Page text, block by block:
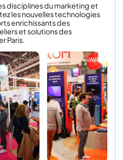
disciplines du marketing et
les nouvelles technologies
enrichissants des
et solutions des
Paris.